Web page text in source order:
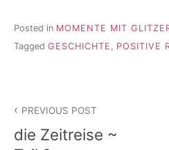
Posted in MOMENTE MIT
Tagged GESCHICHTE , POSITIVE
PREVIOUS POST
die Zeitreise ~